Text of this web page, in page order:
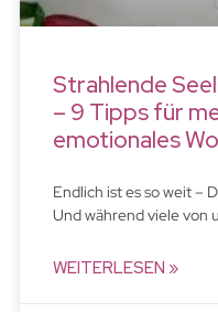
Strahlende
– 9 Tipps für
emotionales
Endlich ist es so weit –
Und während viele von
WEITERLESEN »